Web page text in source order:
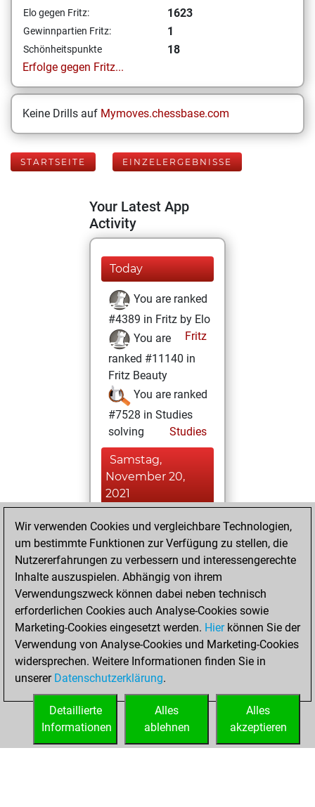
Elo gegen Fritz: 1623
Gewinnpartien Fritz: 1
Schönheitspunkte
18
Erfolge gegen Fritz...
Keine Drills auf Mymoves.chessbase.com
STARTSEITE EINZELERGEBNISSE
Your Latest App
Activity
Today
You are ranked
#4389 in Fritz by Elo
Fritz
You are
ranked #11140 in
Fritz Beauty
You are ranked
#7528 in Studies
solving
Studies
Samstag,
November 20,
2021
You won
against Fritz
Fritz
You achieved a
BeautyScore of 18
new Elo of 1623
You created
your Fritz account
You created
your Studies account
Studies
Wir verwenden Cookies und vergleichbare Technologien,
um bestimmte Funktionen zur Verfügung zu stellen, die
Nutzererfahrungen zu verbessern und interessengerechte
Inhalte auszuspielen. Abhängig von ihrem
Verwendungszweck können dabei neben technisch
erforderlichen Cookies auch Analyse-Cookies sowie
Marketing-Cookies eingesetzt werden. Hierkönnen Sie der
Verwendung von Analyse-Cookies und Marketing-Cookies
widersprechen. Weitere Informationen finden Sie in
unserer Datenschutzerklärung.
Alles
akzeptieren
Alles
ablehnen
Detaillierte
Informationen